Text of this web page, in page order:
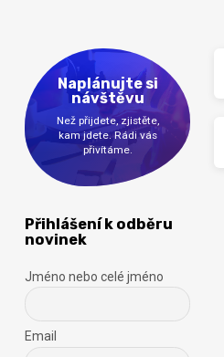
Naplánujte si
návštěvu
Než přijdete, zjistěte,
kam jdete. Rádi vás
přivítáme.
Přihlášení k odběru
novinek
Jméno nebo celé jméno
Email